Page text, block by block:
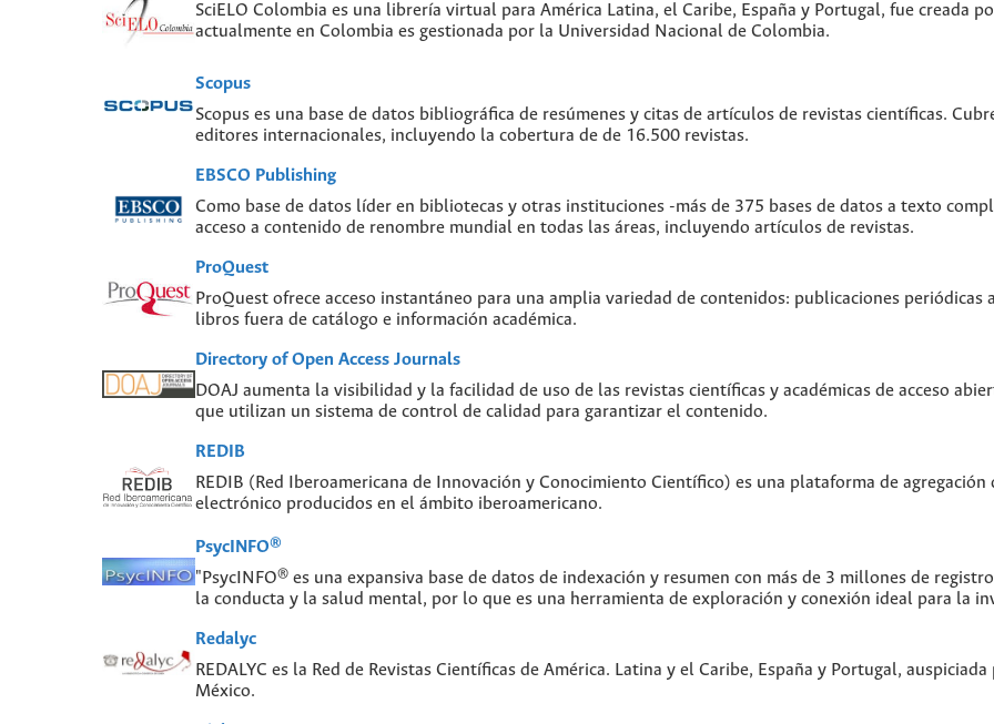
SciELO Colombia es una librería virtual para América Latina, el Caribe, España y Portugal, fue creada
actualmente en Colombia es gestionada por la Universidad Nacional de Colombia.
Scopus
Scopus es una base de datos bibliográfica de resúmenes y citas de artículos de revistas científicas.
editores internacionales, incluyendo la cobertura de de 16.500 revistas.
EBSCO Publishing
Como base de datos líder en bibliotecas y otras instituciones -más de 375 bases de datos a texto
acceso a contenido de renombre mundial en todas las áreas, incluyendo artículos de revistas.
ProQuest
ProQuest ofrece acceso instantáneo para una amplia variedad de contenidos: publicaciones
libros fuera de catálogo e información académica.
Directory of Open Access Journals
DOAJ aumenta la visibilidad y la facilidad de uso de las revistas científicas y académicas de acceso
que utilizan un sistema de control de calidad para garantizar el contenido.
REDIB
REDIB (Red Iberoamericana de Innovación y Conocimiento Científico) es una plataforma de
electrónico producidos en el ámbito iberoamericano.
PsycINFO®
"PsycINFO® es una expansiva base de datos de indexación y resumen con más de 3 millones de
la conducta y la salud mental, por lo que es una herramienta de exploración y conexión ideal para la
Redalyc
REDALYC es la Red de Revistas Científicas de América. Latina y el Caribe, España y Portugal,
México.